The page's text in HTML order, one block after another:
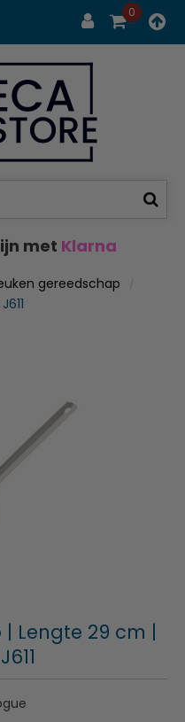
0
met Klarna
gereedschap
Lengte 29 cm |